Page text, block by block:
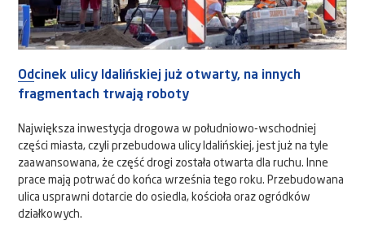
Odcinek ulicy Idalińskiej już otwarty, na innych
fragmentach trwają roboty
Największa inwestycja drogowa w południowo-wschodniej
części miasta, czyli przebudowa ulicy Idalińskiej, jest już na tyle
zaawansowana, że część drogi została otwarta dla ruchu. Inne
prace mają potrwać do końca września tego roku. Przebudowana
ulica usprawni dotarcie do osiedla, kościoła oraz ogródków
działkowych.